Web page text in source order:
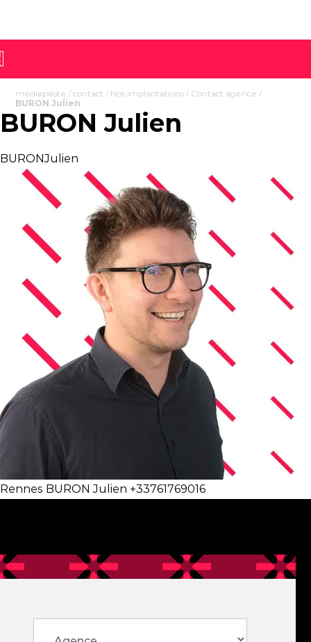
mediapilote /contact / Nos implantations / Contact agence /
BURON Julien
BURON Julien
BURONJulien
Rennes BURON Julien +33761769016